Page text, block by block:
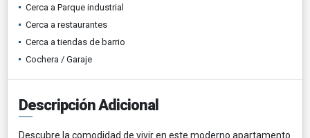
Cerca a Parque industrial
Cerca a restaurantes
Cerca a tiendas de barrio
Cochera / Garaje
Descripción Adicional
Descubre la comodidad de vivir en este moderno apartamento